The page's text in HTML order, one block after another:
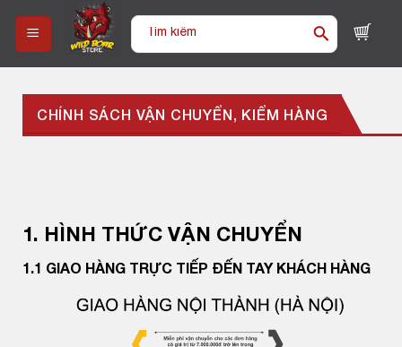
content
Tìm
CHÍNH SÁCH VẬN CHUYỂN, KIỂM HÀNG
1. HÌNH THỨC VẬN CHUYỂN
1.1 GIAO HÀNG TRỰC TIẾP ĐẾN TAY KHÁCH HÀNG